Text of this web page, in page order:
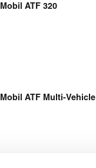
Mobil ATF 320
Mobil ATF Multi-Vehicle